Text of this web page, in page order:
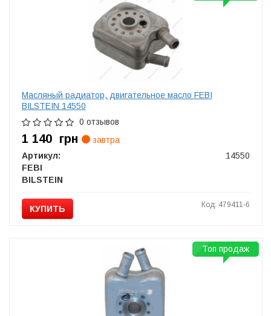
Масляный радиатор, двигательное масло FEBI
BILSTEIN 14550
0 отзывов
1 140 грн
завтра
Артикул:
14550
FEBI
BILSTEIN
КУПИТЬ Код: 479411-6
Топ продаж